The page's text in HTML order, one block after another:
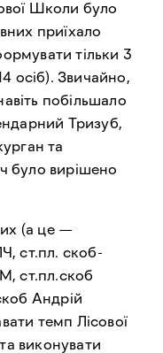
Школи було
приїхало
тільки 3
осіб). Звичайно,
побільшало
Тризуб,
та
було вирішено
(а це —
ст.пл. скоб-
ст.пл.скоб
Андрій
темп Лісової
виконувати